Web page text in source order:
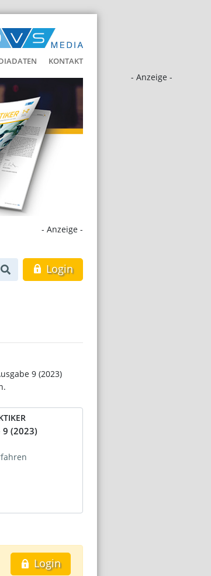
KONTAKT
- Anzeige -
- Anzeige -
Login
9 (2023)
9 (2023)
Login